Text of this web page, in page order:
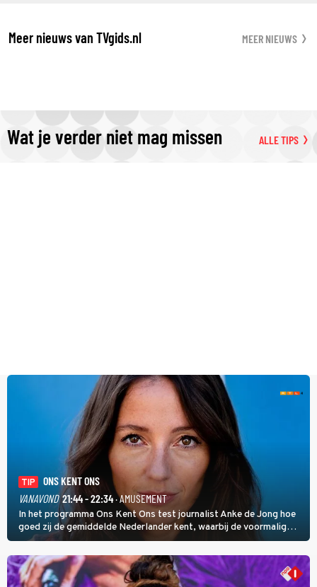
Meer nieuws van TVgids.nl MEER NIEUWS
Wat je verder niet mag missen ALLE TIPS
TIP
ONS KENT ONS
VANAVOND 21:44 - 22:34· AMUSEMENT
In het programma Ons Kent Ons test journalist Anke de Jong hoe
goed zij de gemiddelde Nederlander kent, waarbij de voormalig
hoofdredacteur van modebladen Glamour en Elle het samen met
rapper Keizer opneemt tegen Edson da Graça en Marc-Marie
Huijbregts.